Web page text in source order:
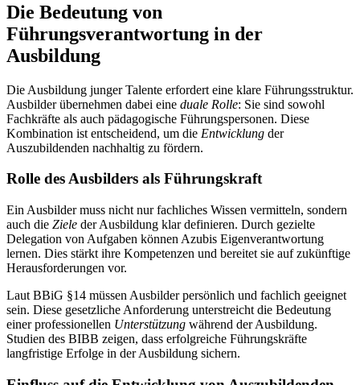
Die Bedeutung von
Führungsverantwortung in der
Ausbildung
Die Ausbildung junger Talente erfordert eine klare Führungsstruktur.
Ausbilder übernehmen dabei eine duale Rolle: Sie sind sowohl
Fachkräfte als auch pädagogische Führungspersonen. Diese
Kombination ist entscheidend, um die Entwicklung der
Auszubildenden nachhaltig zu fördern.
Rolle des Ausbilders als Führungskraft
Ein Ausbilder muss nicht nur fachliches Wissen vermitteln, sondern
auch die Ziele der Ausbildung klar definieren. Durch gezielte
Delegation von Aufgaben können Azubis Eigenverantwortung
lernen. Dies stärkt ihre Kompetenzen und bereitet sie auf zukünftige
Herausforderungen vor.
Laut BBiG §14 müssen Ausbilder persönlich und fachlich geeignet
sein. Diese gesetzliche Anforderung unterstreicht die Bedeutung
einer professionellen Unterstützung während der Ausbildung.
Studien des BIBB zeigen, dass erfolgreiche Führungskräfte
langfristige Erfolge in der Ausbildung sichern.